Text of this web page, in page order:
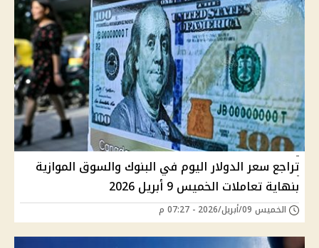
تراجع سعر الدولار اليوم في البنوك والسوق الموازية
بنهاية تعاملات الخميس 9 أبريل 2026
الخميس 09/أبريل/2026 - 07:27 م